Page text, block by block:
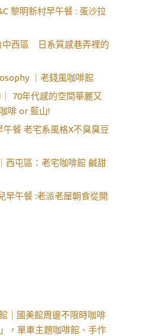
黎明新村早午餐 : 蛋沙拉
中西區 日系質感巷弄裡的
｜老錢風咖啡館
70年代感的空間華麗又
啡 or 藍山!
餐 老宅系風格X不臭臭豆
西屯區：老宅咖啡館 鹹甜
早午餐 :老派老屋朝食從開
｜國美館周邊不限時咖啡
，單車主題咖啡館、手作